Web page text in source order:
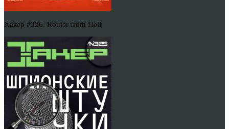
Хакер #326. Router from Hell